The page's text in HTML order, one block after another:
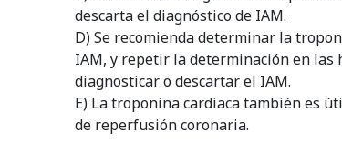
descarta el diagnóstico de IAM.
D) Se recomienda determinar la
IAM, y repetir la determinación en las
diagnosticar o descartar el IAM.
E) La troponina cardiaca también es
de reperfusión coronaria.